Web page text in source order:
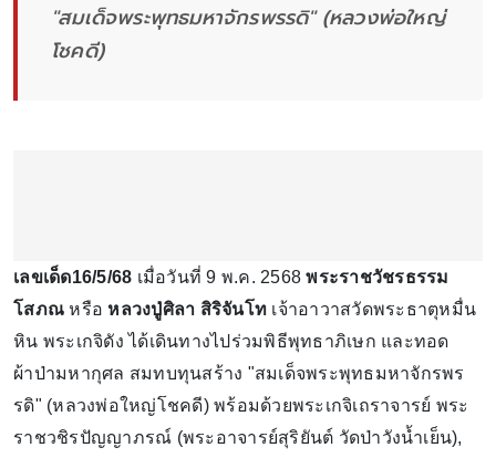
"สมเด็จพระพุทธมหาจักรพรรดิ" (หลวงพ่อใหญ่
โชคดี)
เลขเด็ด16/5/68 เมื่อวันที่ 9 พ.ค. 2568พระราชวัชรธรรม
โสภณ หรือ หลวงปู่ศิลา สิริจันโท เจ้าอาวาสวัดพระธาตุหมื่น
หิน พระเกจิดัง ได้เดินทางไปร่วมพิธีพุทธาภิเษก และทอด
ผ้าป่ามหากุศล สมทบทุนสร้าง "สมเด็จพระพุทธมหาจักรพร
รดิ" (หลวงพ่อใหญ่โชคดี) พร้อมด้วยพระเกจิเถราจารย์ พระ
ราชวชิรปัญญาภรณ์ (พระอาจารย์สุริยันต์ วัดป่าวังน้ำเย็น),